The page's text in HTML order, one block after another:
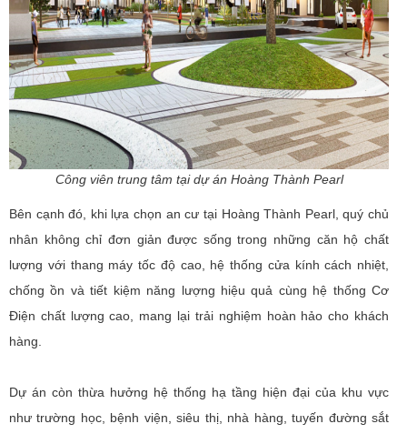
Công viên trung tâm tại dự án Hoàng Thành Pearl
Bên cạnh đó, khi lựa chọn an cư tại Hoàng Thành Pearl, quý chủ
nhân không chỉ đơn giản được sống trong những căn hộ chất
lượng với thang máy tốc độ cao, hệ thống cửa kính cách nhiệt,
chống ồn và tiết kiệm năng lượng hiệu quả cùng hệ thống Cơ
Điện chất lượng cao, mang lại trải nghiệm hoàn hảo cho khách
hàng.
Dự án còn thừa hưởng hệ thống hạ tầng hiện đại của khu vực
như trường học, bệnh viện, siêu thị, nhà hàng, tuyến đường sắt